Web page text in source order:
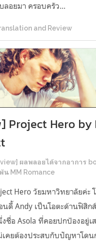
อยมา ครอบครัว...
and Review
Project Hero by
ผลพลอยได้จากอาการ
น MM Romance
Hero วัยมหาวิทยาลัยค่ะ
นดี้ Andy เป็นโอตะด้านฟิสิ
ชื่อ Asola ที่คอยปกป้องอยู่เ
เคยต้องประสบกับปัญหาโด